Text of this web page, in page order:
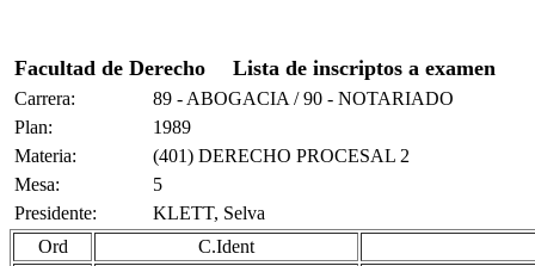
Facultad de Derecho Lista de inscriptos a examen
Carrera:
89 - ABOGACIA / 90 - NOTARIADO
Plan:
1989
Materia:
(401) DERECHO PROCESAL 2
Mesa:
5
Presidente:
KLETT, Selva
Ord
C.Ident